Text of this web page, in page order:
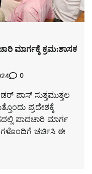
ಮಾರ್ಗಕ್ಕೆ ಕ್ರಮ:ಶಾಸಕ
0
ಪಾಸ್ ಸುತ್ತಮುತ್ತಲ
ಪ್ರದೇಶಕ್ಕೆ
ಪಾದಚಾರಿ ಮಾರ್ಗ
ಚರ್ಚಿಸಿ ಈ